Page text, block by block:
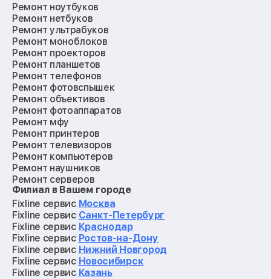
Ремонт ноутбуков
Ремонт нетбуков
Ремонт ультрабуков
Ремонт моноблоков
Ремонт проекторов
Ремонт планшетов
Ремонт телефонов
Ремонт фотовспышек
Ремонт объективов
Ремонт фотоаппаратов
Ремонт мфу
Ремонт принтеров
Ремонт телевизоров
Ремонт компьютеров
Ремонт наушников
Ремонт серверов
Ремонт мониторов
Ремонт квадрокоптеров
Ремонт электросамокатов
Ремонт материнских плат
Ремонт видеокарт
Ремонт кофемашин
Ремонт vr систем
Ремонт игровых приставок
Филиал в Вашем городе
Fixline сервис Москва
Fixline сервис Санкт-Петербург
Fixline сервис Краснодар
Fixline сервис Ростов-на-Дону
Fixline сервис Нижний Новгород
Fixline сервис Новосибирск
Fixline сервис Казань